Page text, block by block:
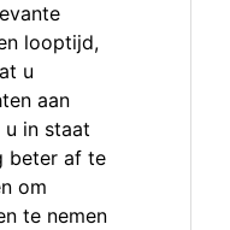
looptijd,
u
aan
in staat
beter af te
om
te nemen